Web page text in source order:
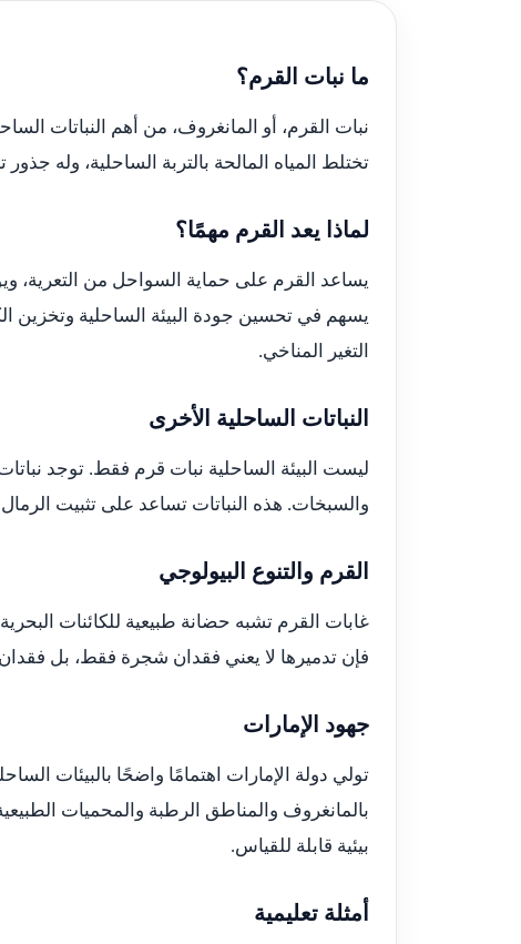
ما نبات القرم؟
نبات القرم، أو المانغروف، من أهم النباتات
تختلط المياه المالحة بالتربة الساحلية، وله
لماذا يعد القرم مهمًا؟
يساعد القرم على حماية السواحل من التعرية،
يسهم في تحسين جودة البيئة الساحلية وتخزين
التغير المناخي.
النباتات الساحلية الأخرى
ليست البيئة الساحلية نبات قرم فقط. توجد
والسبخات. هذه النباتات تساعد على تثبيت
القرم والتنوع البيولوجي
غابات القرم تشبه حضانة طبيعية للكائنات
فإن تدميرها لا يعني فقدان شجرة فقط، بل
جهود الإمارات
تولي دولة الإمارات اهتمامًا واضحًا بالبيئات
بالمانغروف والمناطق الرطبة والمحميات
بيئية قابلة للقياس.
أمثلة تعليمية